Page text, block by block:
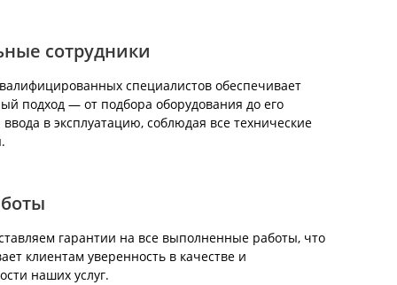
сотрудники
специалистов обеспечивает
подход — от подбора оборудования до его
в эксплуатацию, соблюдая все технические
гарантии на все выполненные работы, что
клиентам уверенность в качестве и
наших услуг.